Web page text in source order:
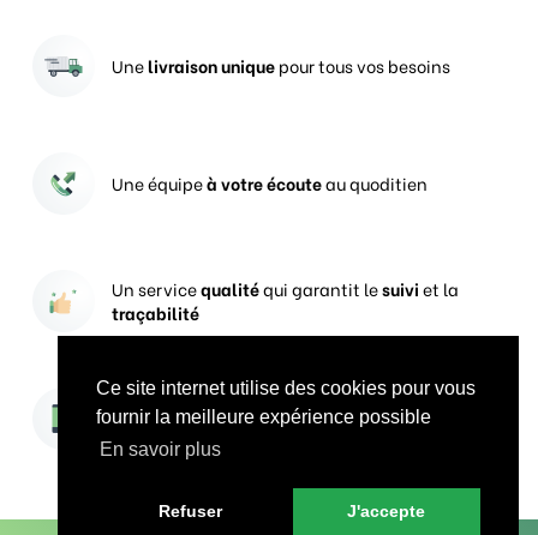
Ce site internet utilise des cookies pour vous
fournir la meilleure expérience possible
En savoir plus
Refuser J'accepte
Unelivraison uniquepour tous vos besoins
Une équipeà votre écouteau quoditien
Un servicequalitéqui garantit lesuiviet la
traçabilité
Vos prises de commandesouvertes 24h/24